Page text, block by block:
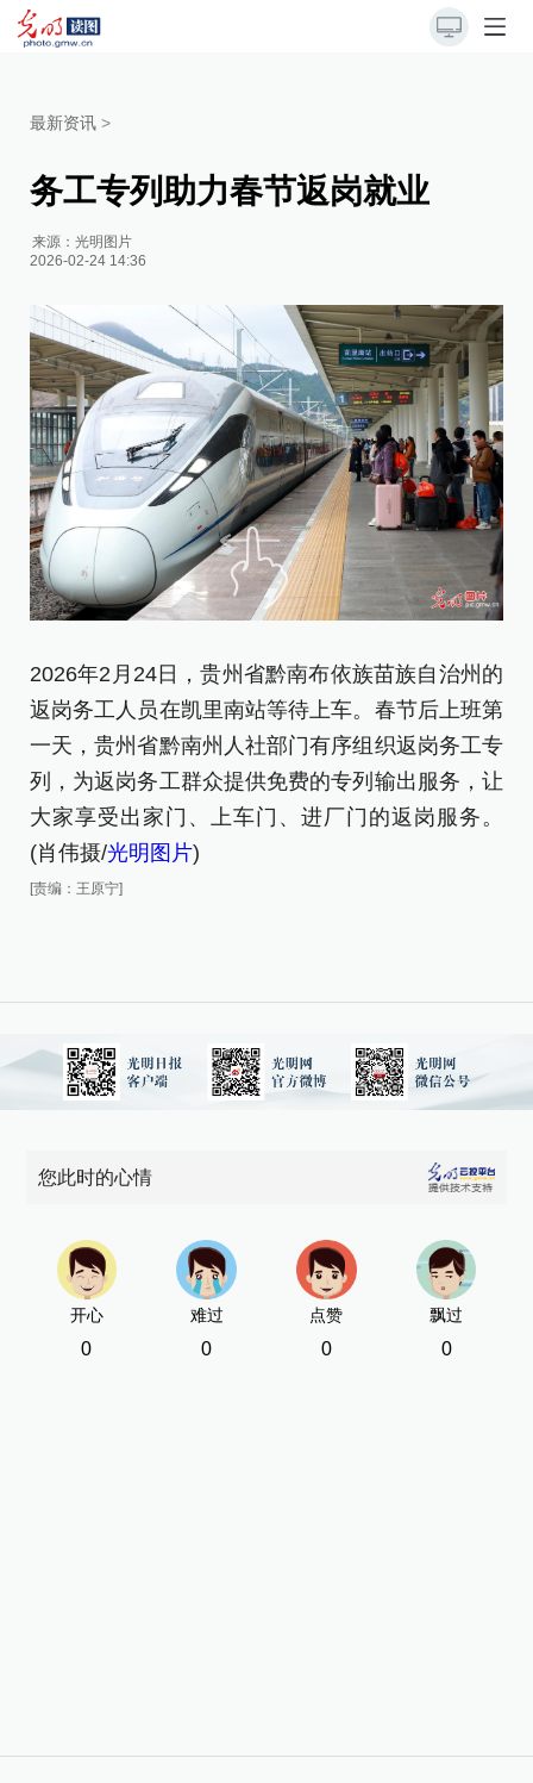
最新资讯 >
务工专列助力春节返岗就业
来源：光明图片
2026-02-24 14:36
2026年2月24日，贵州省黔南布依族苗族自治州的
返岗务工人员在凯里南站等待上车。春节后上班第
一天，贵州省黔南州人社部门有序组织返岗务工专
列，为返岗务工群众提供免费的专列输出服务，让
大家享受出家门、上车门、进厂门的返岗服务。
(肖伟摄/光明图片)
[责编：王原宁]
您此时的心情
开心
0
难过
0
点赞
0
飘过
0